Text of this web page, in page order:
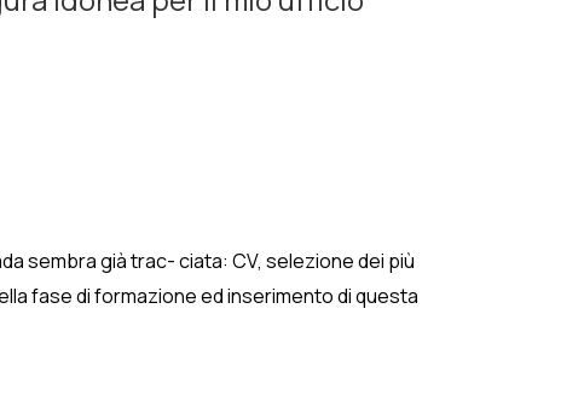
sembra già trac- ciata: CV, selezione dei più
fase di formazione ed inserimento di questa